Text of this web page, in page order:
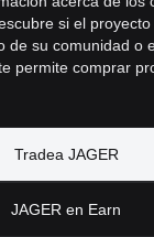
si el
de su comunidad o
permite comprar
Tradea JAGER
JAGER en Earn